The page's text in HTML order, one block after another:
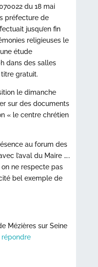
du 18 mai
préfecture de
jusqu’en fin
religieuses le
étude
dans des salles
gratuit.
le dimanche
sur des documents
« le centre chrétien
au forum des
l’aval du Maire …..
ne respecte pas
bel exemple de
Mézières sur Seine